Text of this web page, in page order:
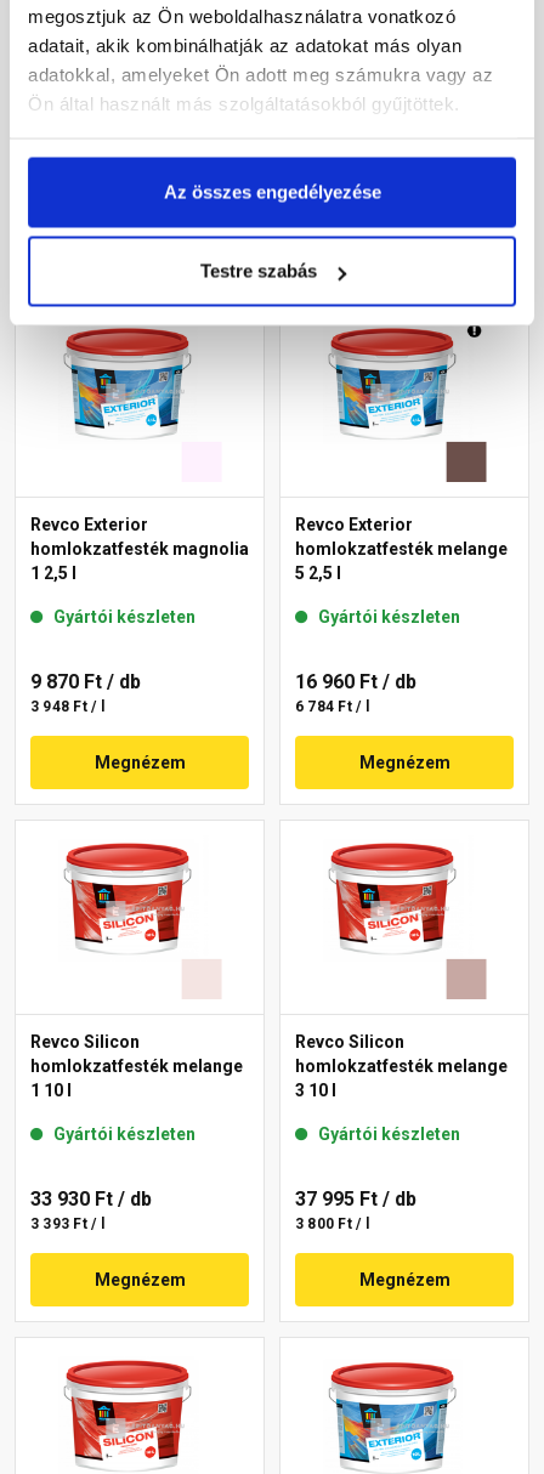
megosztjuk az Ön weboldalhasználatra vonatkozó
adatait, akik kombinálhatják az adatokat más olyan
adatokkal, amelyeket Ön adott meg számukra vagy az
Ön által használt más szolgáltatásokból gyűjtöttek.
Az összes engedélyezése
Testre szabás
Revco Silicon
homlokzatfesték lavender
2 2,5 l
Gyártói készleten
13 195 Ft/ db
Megnézem
Revco Exterior
3 2,5 l
Gyártói készleten
11 565 Ft/ db
4 626 Ft / l
Megnézem
Revco Exterior
homlokzatfesték magnolia
1 2,5 l
Gyártói készleten
9 870 Ft / db
3 948 Ft / l
Megnézem
Revco Exterior
homlokzatfesték melange
5 2,5 l
Gyártói készleten
16 960 Ft / db
6 784 Ft / l
Megnézem
Revco Silicon
homlokzatfesték melange
1 10 l
Gyártói készleten
33 930 Ft / db
3 393 Ft / l
Megnézem
Revco Silicon
homlokzatfesték melange
3 10 l
Gyártói készleten
37 995 Ft / db
3 800 Ft / l
Megnézem